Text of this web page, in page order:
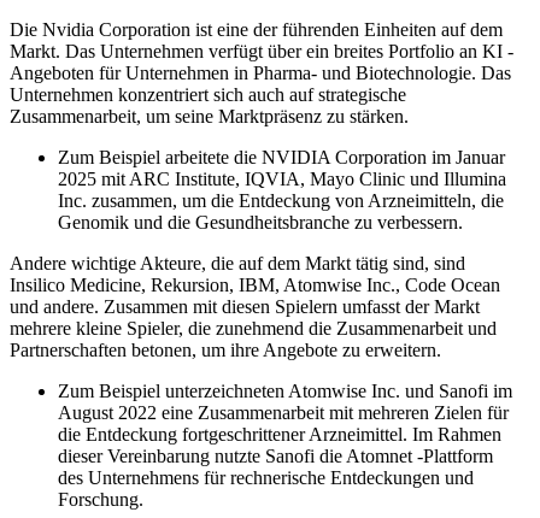
Die Nvidia Corporation ist eine der führenden Einheiten auf dem
Markt. Das Unternehmen verfügt über ein breites Portfolio an KI -
Angeboten für Unternehmen in Pharma- und Biotechnologie. Das
Unternehmen konzentriert sich auch auf strategische
Zusammenarbeit, um seine Marktpräsenz zu stärken.
Zum Beispiel arbeitete die NVIDIA Corporation im Januar
2025 mit ARC Institute, IQVIA, Mayo Clinic und Illumina
Inc. zusammen, um die Entdeckung von Arzneimitteln, die
Genomik und die Gesundheitsbranche zu verbessern.
Andere wichtige Akteure, die auf dem Markt tätig sind, sind
Insilico Medicine, Rekursion, IBM, Atomwise Inc., Code Ocean
und andere. Zusammen mit diesen Spielern umfasst der Markt
mehrere kleine Spieler, die zunehmend die Zusammenarbeit und
Partnerschaften betonen, um ihre Angebote zu erweitern.
Zum Beispiel unterzeichneten Atomwise Inc. und Sanofi im
August 2022 eine Zusammenarbeit mit mehreren Zielen für
die Entdeckung fortgeschrittener Arzneimittel. Im Rahmen
dieser Vereinbarung nutzte Sanofi die Atomnet -Plattform
des Unternehmens für rechnerische Entdeckungen und
Forschung.